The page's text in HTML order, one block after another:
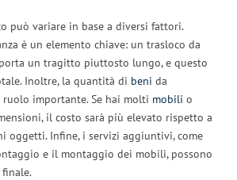
può variare in base a diversi fattori.
è un elemento chiave: un trasloco da
un tragitto piuttosto lungo, e questo
Inoltre, la quantità di beni da
importante. Se hai molti mobili o
il costo sarà più elevato rispetto a
oggetti. Infine, i servizi aggiuntivi, come
e il montaggio dei mobili, possono